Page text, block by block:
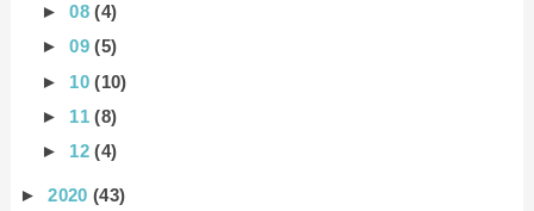
►08(4)
►09(5)
► 10(10)
► 11(8)
► 12(4)
►2020(43)